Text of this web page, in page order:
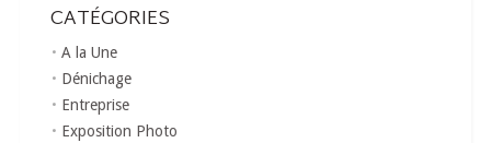
CATÉGORIES
A la Une
Dénichage
Entreprise
Exposition Photo